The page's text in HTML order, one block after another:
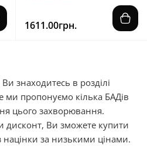
1611.00грн.
знаходитесь в розділі
ми пропонуємо кілька БАДів
цього захворювання.
Ви зможете купити
за низькими цінами.